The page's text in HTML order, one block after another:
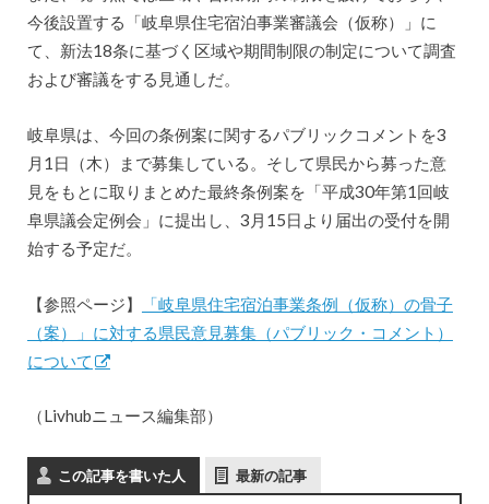
今後設置する「岐阜県住宅宿泊事業審議会（仮称）」に
て、新法18条に基づく区域や期間制限の制定について調査
および審議をする見通しだ。
岐阜県は、今回の条例案に関するパブリックコメントを3
月1日（木）まで募集している。そして県民から募った意
見をもとに取りまとめた最終条例案を「平成30年第1回岐
阜県議会定例会」に提出し、3月15日より届出の受付を開
始する予定だ。
【参照ページ】
「岐阜県住宅宿泊事業条例（仮称）の骨子
（案）」に対する県民意見募集（パブリック・コメント）
について
（Livhubニュース編集部）
この記事を書いた人 最新の記事